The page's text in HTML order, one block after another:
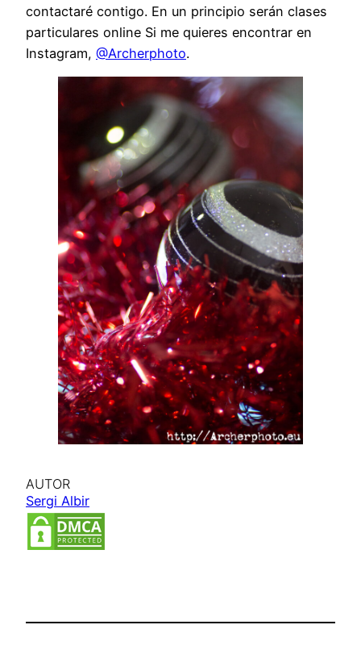
contactaré contigo. En un principio serán clases
particulares online Si me quieres encontrar en
Instagram, @Archerphoto.
AUTOR
Sergi Albir